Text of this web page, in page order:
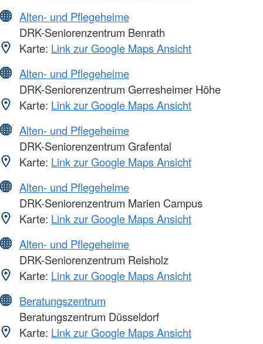
Alten- und Pflegeheime
DRK-Seniorenzentrum Benrath
Karte: Link zur Google Maps Ansicht
Alten- und Pflegeheime
DRK-Seniorenzentrum Gerresheimer Höhe
Karte: Link zur Google Maps Ansicht
Alten- und Pflegeheime
DRK-Seniorenzentrum Grafental
Karte: Link zur Google Maps Ansicht
Alten- und Pflegeheime
DRK-Seniorenzentrum Marien Campus
Karte: Link zur Google Maps Ansicht
Alten- und Pflegeheime
DRK-Seniorenzentrum Reisholz
Karte: Link zur Google Maps Ansicht
Beratungszentrum
Beratungszentrum Düsseldorf
Karte: Link zur Google Maps Ansicht